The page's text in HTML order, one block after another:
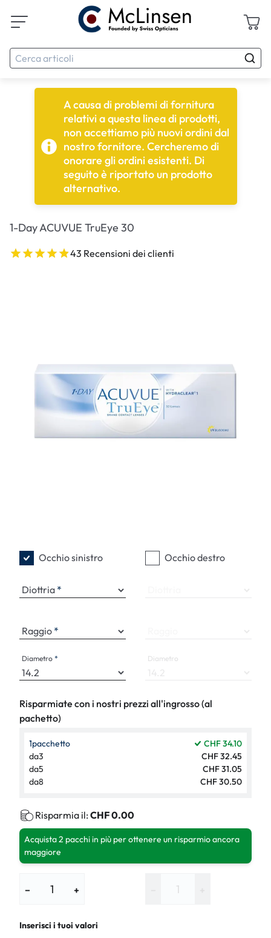
A causa di problemi di fornitura
relativi a questa linea di prodotti,
non accettiamo più nuovi ordini dal
nostro fornitore. Cercheremo di
onorare gli ordini esistenti. Di
seguito è riportato un prodotto
alternativo.
1-Day ACUVUE TruEye 30
43 Recensioni dei clienti
Occhio sinistro
Diottria
Raggio
Diametro
Occhio destro
Diametro
Risparmiate con i nostri prezzi all'ingrosso (al
pachetto)
1pacchetto
CHF 34.10
da3
CHF 32.45
da5
CHF 31.05
da8 CHF 30.50
Risparmia il: CHF 0.00
Acquista 2 pacchi in più per ottenere un risparmio ancora
maggiore
− +
Inserisci i tuoi valori